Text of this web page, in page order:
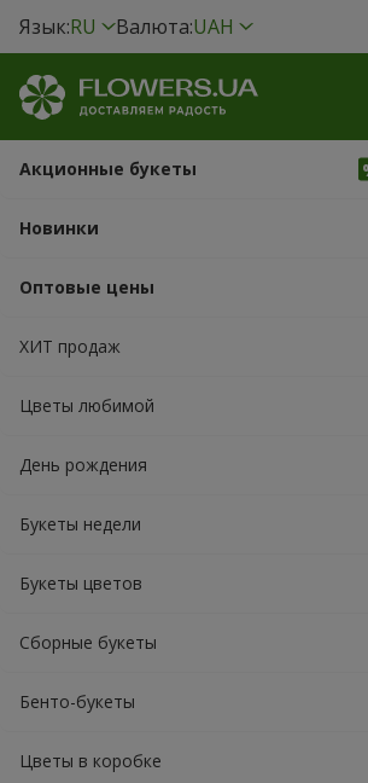
Язык:RU Валюта:UAH
Акционные букеты
Новинки
Оптовые цены
ХИТ продаж
Цветы любимой
День рождения
Букеты недели
Букеты цветов
Сборные букеты
Бенто-букеты
Цветы в коробке